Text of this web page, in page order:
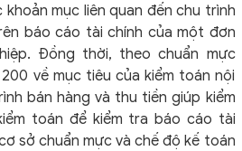
mục liên quan đến chu trình
báo cáo tài chính của một đơn
Đồng thời, theo chuẩn mực
về mục tiêu của kiểm toán nội
bán hàng và thu tiền giúp kiểm
toán để kiểm tra báo cáo tài
sở chuẩn mực và chế độ kế toán